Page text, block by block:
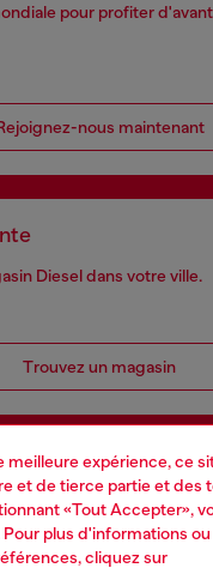
meilleure expérience, ce
et de tierce partie et des
«Tout Accepter»,
plus d'informations
cliquez sur
pour profiter
nous maintenant
Diesel dans votre ville.
Trouvez un magasin
services, en ligne et en